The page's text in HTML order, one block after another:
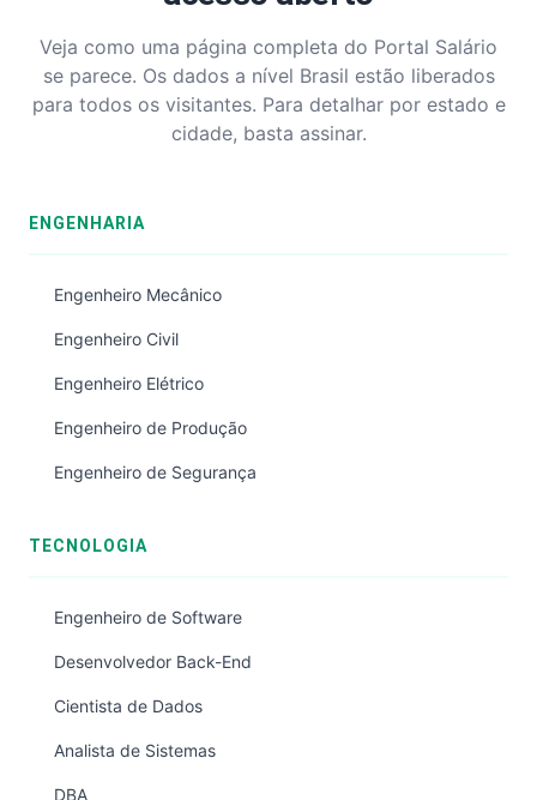
Veja como uma página completa do Portal Salário
se parece. Os dados a nível Brasil estão liberados
para todos os visitantes. Para detalhar por estado e
cidade, basta assinar.
ENGENHARIA
Engenheiro Mecânico
Engenheiro Civil
Engenheiro Elétrico
Engenheiro de Produção
Engenheiro de Segurança
TECNOLOGIA
Engenheiro de Software
Desenvolvedor Back-End
Cientista de Dados
Analista de Sistemas
DBA